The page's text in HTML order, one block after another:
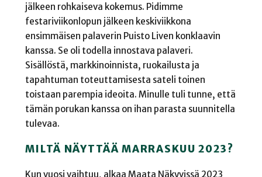
jälkeen rohkaiseva kokemus. Pidimme
festariviikonlopun jälkeen keskiviikkona
ensimmäisen palaverin Puisto Liven konklaavin
kanssa. Se oli todella innostava palaveri.
Sisällöstä, markkinoinnista, ruokailusta ja
tapahtuman toteuttamisesta sateli toinen
toistaan parempia ideoita. Minulle tuli tunne, että
tämän porukan kanssa on ihan parasta suunnitella
tulevaa.
MILTÄ NÄYTTÄÄ MARRASKUU 2023?
Kun vuosi vaihtuu, alkaa Maata Näkyvissä 2023